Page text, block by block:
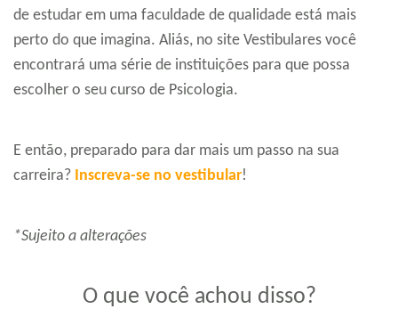
de estudar em uma faculdade de qualidade está mais
perto do que imagina. Aliás, no site Vestibulares você
encontrará uma série de instituições para que possa
escolher o seu curso de Psicologia.
E então, preparado para dar mais um passo na sua
carreira? Inscreva-se no vestibular!
*Sujeito a alterações
O que você achou disso?